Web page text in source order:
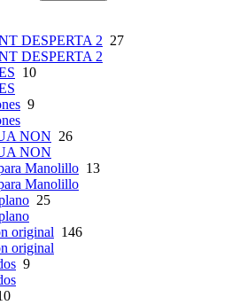
DESPERTA 2 27
DESPERTA 2
10
9
NON 26
NON
Manolillo 13
Manolillo
25
original 146
original
9